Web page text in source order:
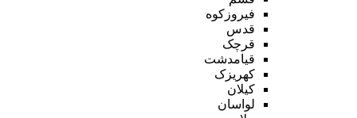
فیروزکوه
قدس
قرچک
قیامدشت
کهریزک
کیلان
لواسان